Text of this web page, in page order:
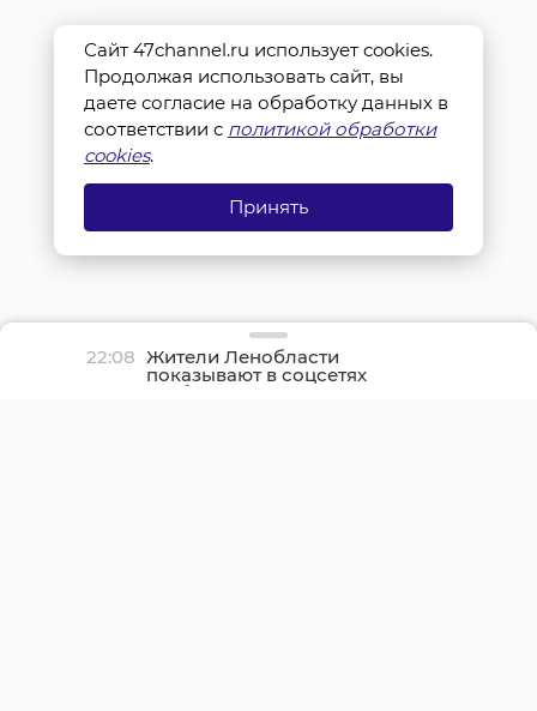
22:08 Жители Ленобласти
показывают в соцсетях
грибные трофеи
Сайт 47channel.ru использует cookies.
Продолжая использовать сайт, вы
даете согласие на обработку данных в
соответствии с политикой обработки
cookies.
Принять